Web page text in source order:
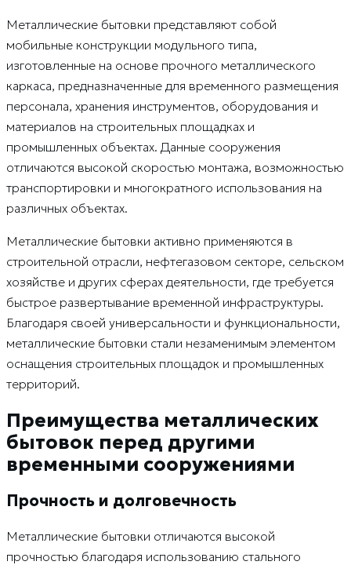
Металлические бытовки представляют собой
мобильные конструкции модульного типа,
изготовленные на основе прочного металлического
каркаса, предназначенные для временного размещения
персонала, хранения инструментов, оборудования и
материалов на строительных площадках и
промышленных объектах. Данные сооружения
отличаются высокой скоростью монтажа, возможностью
транспортировки и многократного использования на
различных объектах.
Металлические бытовки активно применяются в
строительной отрасли, нефтегазовом секторе, сельском
хозяйстве и других сферах деятельности, где требуется
быстрое развертывание временной инфраструктуры.
Благодаря своей универсальности и функциональности,
металлические бытовки стали незаменимым элементом
оснащения строительных площадок и промышленных
территорий.
Преимущества металлических
бытовок перед другими
временными сооружениями
Прочность и долговечность
Металлические бытовки отличаются высокой
прочностью благодаря использованию стального